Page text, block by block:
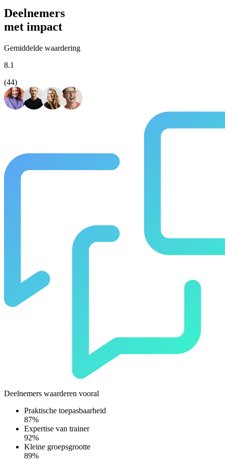
Absoluut. Vrijwel al onze trainingen en opleidingen kunnen we
Deelnemers
met impact
Gemiddelde waardering
8.1
(44)
Deelnemers waarderen vooral
Praktische toepasbaarheid
87%
Expertise van trainer
92%
Kleine groepsgrootte
89%